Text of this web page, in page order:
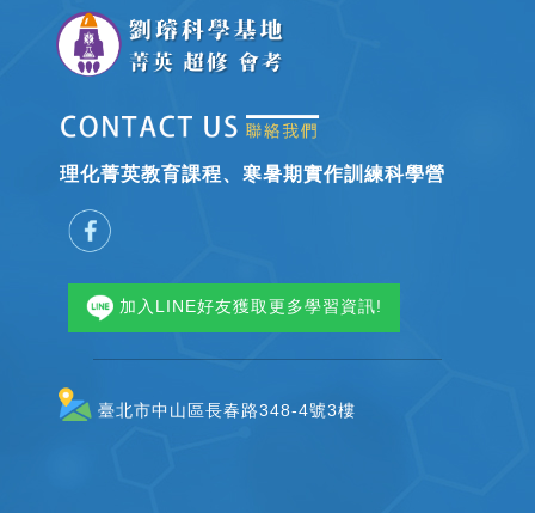
理化菁英教育課程、寒暑期實作訓練科學營
加入LINE好友獲取更多學習資訊!
臺北市中山區長春路348-4號3樓